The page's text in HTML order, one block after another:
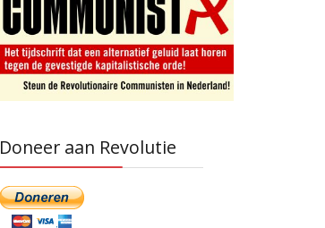
Doneer aan Revolutie